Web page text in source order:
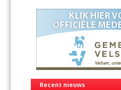
Recent nieuws